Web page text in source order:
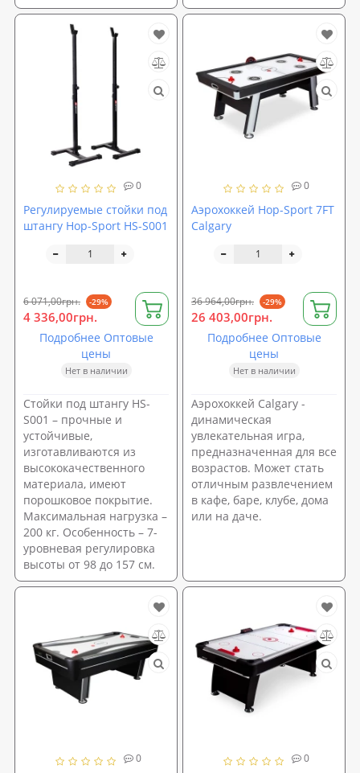
0
Регулируемые стойки под
штангу Hop-Sport HS-S001
6 071,00грн. -29%
4 336,00грн.
Подробнее Оптовые
цены
Нет в наличии
Стойки под штангу HS-
S001 – прочные и
устойчивые,
изготавливаются из
высококачественного
материала, имеют
порошковое покрытие.
Максимальная нагрузка –
200 кг. Особенность – 7-
уровневая регулировка
высоты от 98 до 157 см.
0
Аэрохоккей Hop-Sport 7FT
Calgary
36 964,00грн. -29%
26 403,00грн.
Подробнее Оптовые
цены
Нет в наличии
Аэрохоккей Calgary -
динамическая
увлекательная игра,
предназначенная для все
возрастов. Может стать
отличным развлечением
в кафе, баре, клубе, дома
или на даче.
0 0